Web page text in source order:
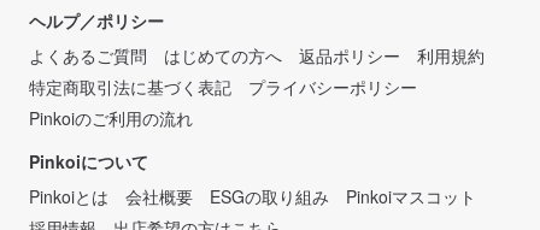
ヘルプ／ポリシー
よくあるご質問
はじめての方へ 返品ポリシー
利用規約
特定商取引法に基づく表記
プライバシーポリシー
Pinkoiのご利用の流れ
Pinkoiについて
Pinkoiとは
会社概要 ESGの取り組み
Pinkoiマスコット